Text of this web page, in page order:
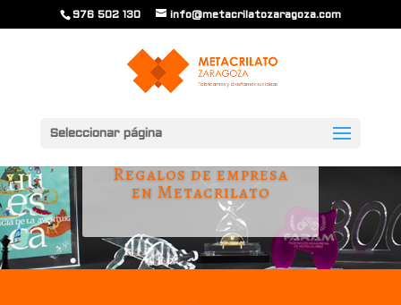
976 502 130 info@metacrilatozaragoza.com
Seleccionar página
Regalos de empresa
en Metacrilato